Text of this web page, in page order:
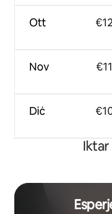
Ott
Nov
Diċ